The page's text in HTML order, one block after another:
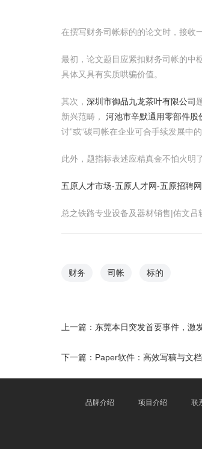
在撰写财务司帐标的的论文时，接收
最初，论文题目应紧扣财务司帐的中
具体又具有实质哄骗价值。
其次， 深圳市御品九龙茶叶有限公司
新兴范畴， 河池市辛默通用零部件股
讨”或“碳司帐在企业可合手续发展中的
此外，题指标表述应精真金不怕火明
五原人才市场-五原人才网-五原招聘
总之铁路专业设备及器材销售|佑文
财务 司帐 标的
上一篇： 东莞本日突发首要事件，激
下一篇： Paper软件：高效写稿与文
品牌介绍 项目介绍 联